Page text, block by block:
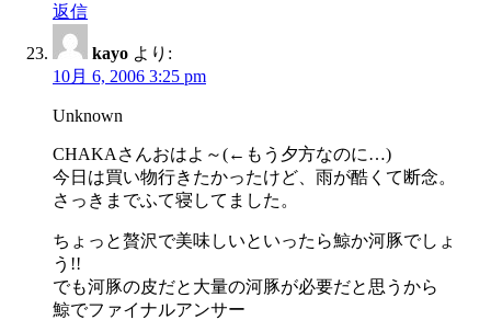
返信
kayo より:
10月 6, 2006 3:25 pm
Unknown
CHAKAさんおはよ～(←もう夕方なのに…)
今日は買い物行きたかったけど、雨が酷くて断念。
さっきまでふて寝してました。
ちょっと贅沢で美味しいといったら鯨か河豚でしょ
う!!
でも河豚の皮だと大量の河豚が必要だと思うから
鯨でファイナルアンサー